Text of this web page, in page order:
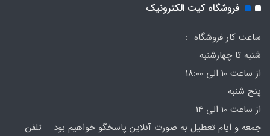
فروشگاه کیت الکترونیک
ساعت کار فروشگاه :
شنبه تا چهارشنبه
از ساعت 10 الی 18:00
پنج شنبه
از ساعت 10 الی 14
جمعه و ایام تعطیل به صورت آنلاین پاسخگو خواهیم بود تلفن